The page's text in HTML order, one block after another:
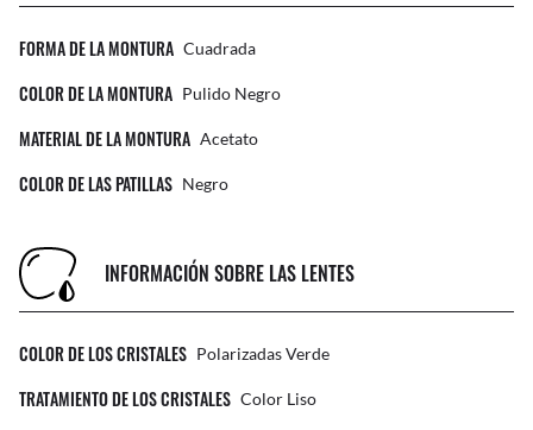
FORMA DE LA MONTURA Cuadrada
COLOR DE LA MONTURA Pulido Negro
MATERIAL DE LA MONTURA Acetato
COLOR DE LAS PATILLAS Negro
INFORMACIÓN SOBRE LAS LENTES
COLOR DE LOS CRISTALES Polarizadas Verde
TRATAMIENTO DE LOS CRISTALES Color Liso